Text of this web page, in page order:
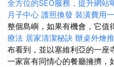
全方位的SEO服務，提升網站
月子中心 護照換發 裝潢費用
整個島嶼，如果有機會，它值
療法 居家清潔秘訣 辦桌外燴
布看到，並以塞維利亞的一座
一家富有同情心的餐廳擁擠，